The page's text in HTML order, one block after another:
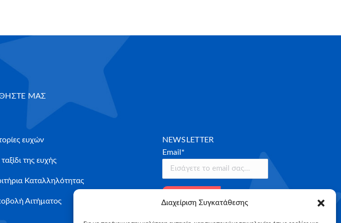
Διαχείριση Συγκατάθεσης
ΜΑΣ
ευχών
της ευχής
Καταλληλότητας
Αιτήματος
NEWSLETTER
Email*